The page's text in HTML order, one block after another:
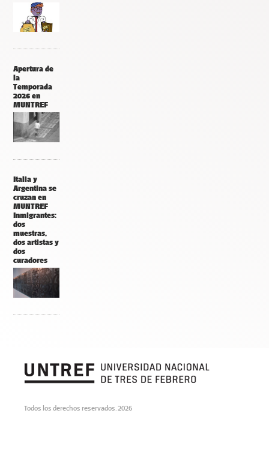
Apertura de
la
Temporada
2026 en
MUNTREF
Italia y
Argentina se
cruzan en
MUNTREF
Inmigrantes:
dos
muestras,
dos artistas y
dos
curadores
Todos los derechos reservados. 2026